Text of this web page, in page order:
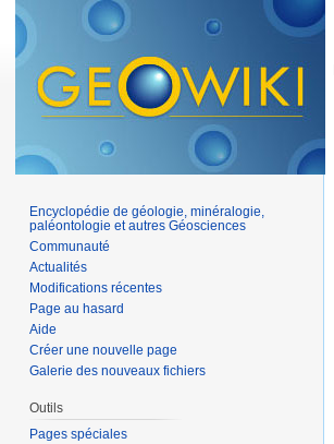
Encyclopédie de géologie, minéralogie,
paléontologie et autres Géosciences
Communauté
Actualités
Modifications récentes
Page au hasard
Aide
Créer une nouvelle page
Galerie des nouveaux fichiers
Outils
Pages spéciales